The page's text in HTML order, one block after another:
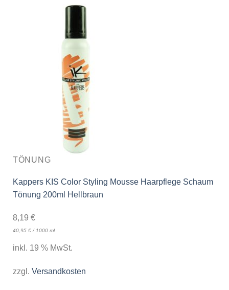
TÖNUNG
Kappers KIS Color Styling Mousse Haarpflege Schaum
Tönung 200ml Hellbraun
8,19 €
40,95 €/1000 ml
inkl. 19 % MwSt.
zzgl. Versandkosten